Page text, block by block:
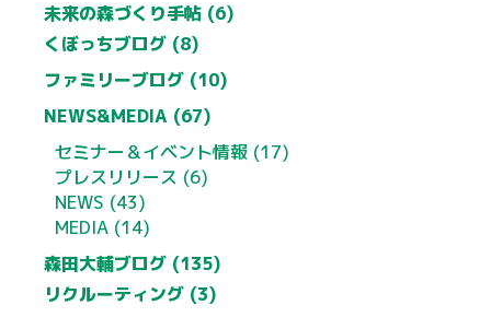
未来の森づくり手帖 (6)
くぼっちブログ (8)
ファミリーブログ (10)
NEWS&MEDIA (67)
セミナー＆イベント情報 (17)
プレスリリース (6)
NEWS (43)
MEDIA (14)
森田大輔ブログ (135)
リクルーティング (3)